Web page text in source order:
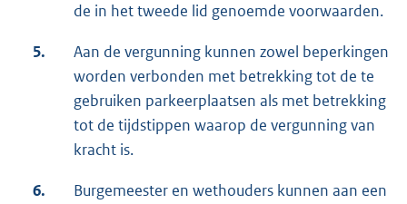
de in het tweede lid genoemde voorwaarden.
5.
Aan de vergunning kunnen zowel beperkingen
worden verbonden met betrekking tot de te
gebruiken parkeerplaatsen als met betrekking
tot de tijdstippen waarop de vergunning van
kracht is.
6.
Burgemeester en wethouders kunnen aan een